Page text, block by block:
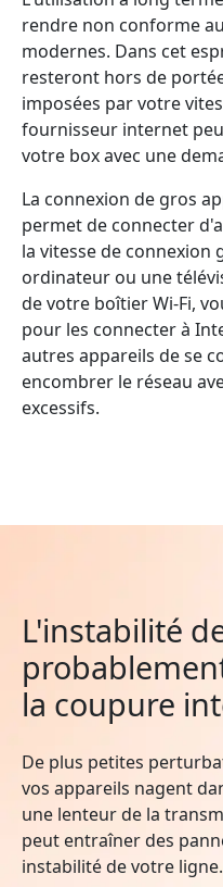
rendre non conforme
modernes. Dans cet
resteront hors de
imposées par votre
fournisseur internet
votre box avec une
La connexion de gros
permet de connecter
la vitesse de connexion
ordinateur ou une
de votre boîtier Wi-Fi,
pour les connecter à
autres appareils de se
encombrer le réseau
excessifs.
L'instabilité
la coupure
De plus petites
vos appareils nagent
une lenteur de la
peut entraîner des
instabilité de votre ligne.